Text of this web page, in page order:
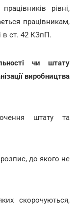
рівні,
працівникам,
в ст. 42 КЗпП.
чи штату
виробництва
штату та
до якого не
скорочуються,